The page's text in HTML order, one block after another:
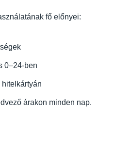
fő előnyei:
0–24-ben
árakon minden nap.